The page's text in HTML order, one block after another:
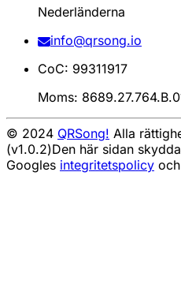
Nederländerna
info@qrsong.io
CoC: 99311917
Moms:
© 2024 QRSong! Alla
(v1.0.2)Den här sidan
Googles integritetspolicy och